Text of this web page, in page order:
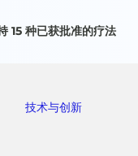
15 种已获批准的疗法
技术与创新